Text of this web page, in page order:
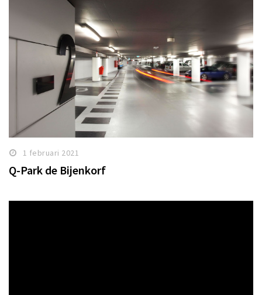
1 februari 2021
Q-Park de Bijenkorf